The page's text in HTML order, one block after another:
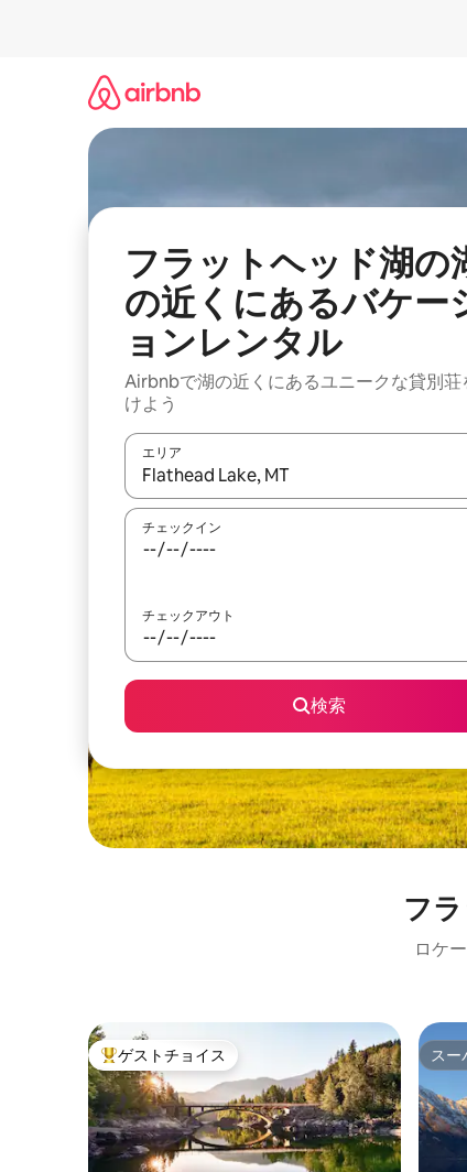
フラットヘッド湖の
の近くにあるバケー
ョンレンタル
Airbnbで湖の近くにあるユニークな貸別荘
けよう
エリア
検索結果が表示されたら、上下の矢印キーを
チェックイン
チェックアウト
検索
フ
ロケ
大好評のゲストチョイスです。
ゲストチョイス スー
スー